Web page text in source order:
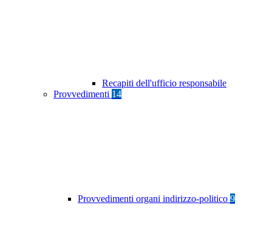
Recapiti dell'ufficio responsabile
Provvedimenti 14
Provvedimenti organi indirizzo-politico 9